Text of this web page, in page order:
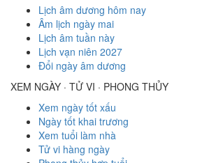
Lịch âm dương hôm nay
Âm lịch ngày mai
Lịch âm tuần này
Lịch vạn niên 2027
Đổi ngày âm dương
XEM NGÀY · TỬ VI · PHONG THỦY
Xem ngày tốt xấu
Ngày tốt khai trương
Xem tuổi làm nhà
Tử vi hàng ngày